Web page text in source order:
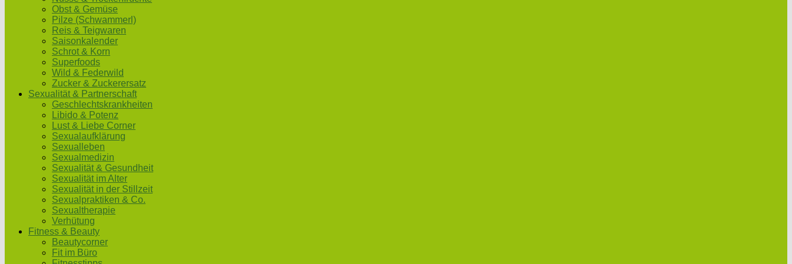
Obst & Gemüse
Pilze (Schwammerl)
Reis & Teigwaren
Saisonkalender
Schrot & Korn
Superfoods
Wild & Federwild
Zucker & Zuckerersatz
Sexualität & Partnerschaft
Geschlechtskrankheiten
Libido & Potenz
Lust & Liebe Corner
Sexualaufklärung
Sexualleben
Sexualmedizin
Sexualität & Gesundheit
Sexualität im Alter
Sexualität in der Stillzeit
Sexualpraktiken & Co.
Sexualtherapie
Verhütung
Fitness & Beauty
Beautycorner
Fit im Büro